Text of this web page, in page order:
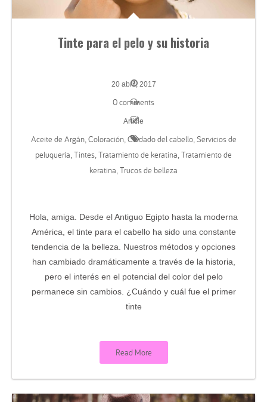
Tinte para el pelo y su historia
20 abril, 2017
0 comments
Article
Aceite de Argán, Coloración, Cuidado del cabello, Servicios de
peluquería, Tintes, Tratamiento de keratina, Tratamiento de
keratina, Trucos de belleza
Hola, amiga. Desde el Antiguo Egipto hasta la moderna
América, el tinte para el cabello ha sido una constante
tendencia de la belleza. Nuestros métodos y opciones
han cambiado dramáticamente a través de la historia,
pero el interés en el potencial del color del pelo
permanece sin cambios. ¿Cuándo y cuál fue el primer
tinte
Read More